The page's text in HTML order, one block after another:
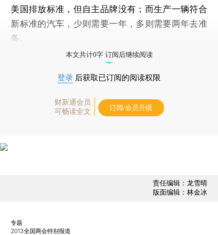
美国排放标准，但自主品牌没有；而生产一辆符合
新标准的汽车，少则需要一年，多则需要两年去准
备。
本文共计0字 订阅后继续阅读
登录 后获取已订阅的阅读权限
财新通会员
可畅读全文
订阅/会员升级
责任编辑：龙雪晴
版面编辑：林金冰
专题
2013全国两会特别报道